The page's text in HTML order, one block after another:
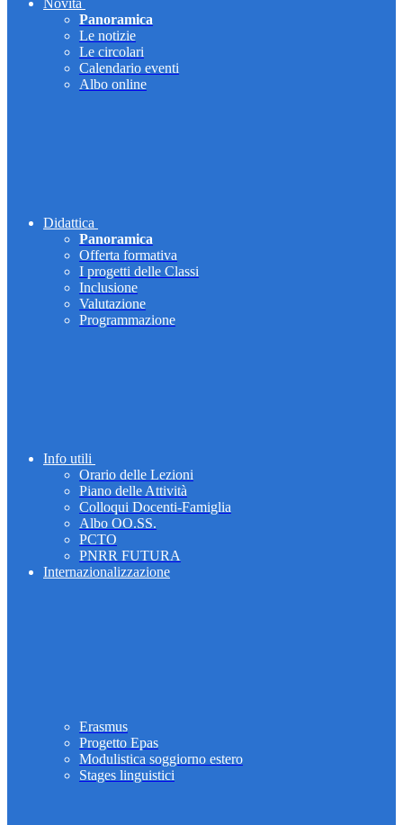
Novità
Panoramica
Le notizie
Le circolari
Calendario eventi
Albo online
Didattica
Panoramica
Offerta formativa
I progetti delle Classi
Inclusione
Valutazione
Programmazione
Info utili
Orario delle Lezioni
Piano delle Attività
Colloqui Docenti-Famiglia
Albo OO.SS.
PCTO
PNRR FUTURA
Internazionalizzazione
Erasmus
Progetto Epas
Modulistica soggiorno estero
Stages linguistici